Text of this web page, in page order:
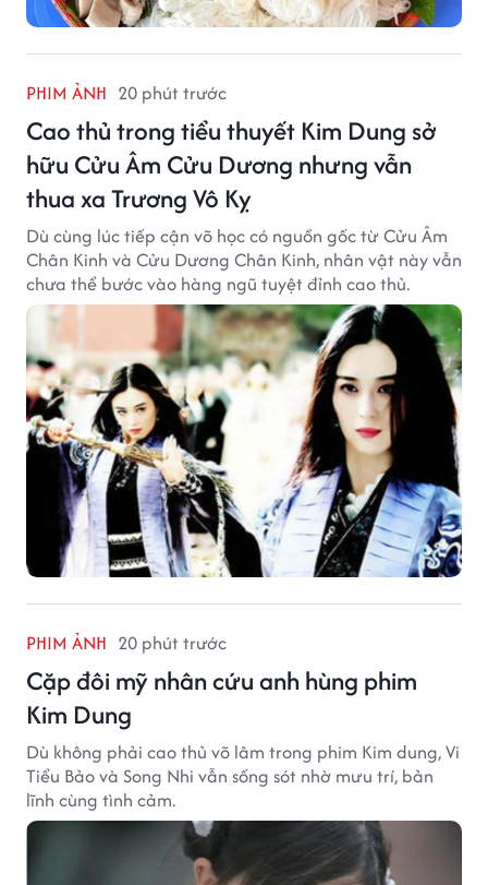
PHIM ẢNH 20 phút trước
Cao thủ trong tiểu thuyết Kim Dung sở
hữu Cửu Âm Cửu Dương nhưng vẫn
thua xa Trương Vô Kỵ
Dù cùng lúc tiếp cận võ học có nguồn gốc từ Cửu Âm
Chân Kinh và Cửu Dương Chân Kinh, nhân vật này vẫn
chưa thể bước vào hàng ngũ tuyệt đỉnh cao thủ.
PHIM ẢNH 20 phút trước
Cặp đôi mỹ nhân cứu anh hùng phim
Kim Dung
Dù không phải cao thủ võ lâm trong phim Kim dung, Vi
Tiểu Bảo và Song Nhi vẫn sống sót nhờ mưu trí, bản
lĩnh cùng tình cảm.